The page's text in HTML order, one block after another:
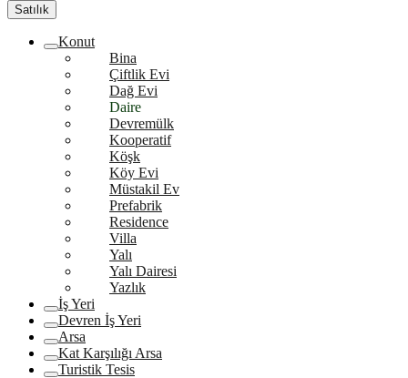
Satılık
Konut
Bina
Çiftlik Evi
Dağ Evi
Daire
Devremülk
Kooperatif
Köşk
Köy Evi
Müstakil Ev
Prefabrik
Residence
Villa
Yalı
Yalı Dairesi
Yazlık
İş Yeri
Devren İş Yeri
Arsa
Kat Karşılığı Arsa
Turistik Tesis